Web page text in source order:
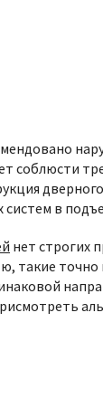
соблюсти
в
нет строгих
такие